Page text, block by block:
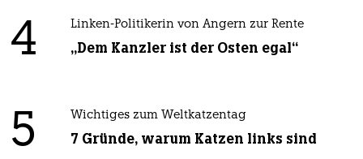
4 Linken-Politikerin von Angern zur Rente
„Dem Kanzler ist der Osten egal“
5 Wichtiges zum Weltkatzentag
7 Gründe, warum Katzen links sind